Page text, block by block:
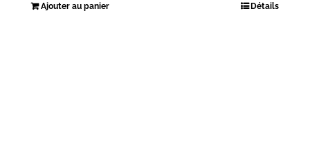
Ajouter au panier Détails